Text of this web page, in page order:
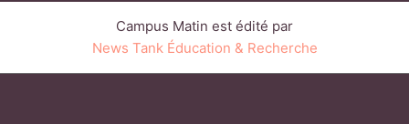
Campus Matin est édité par
News Tank Éducation & Recherche